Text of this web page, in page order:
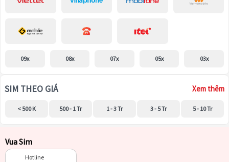
09x 08x 07x 05x 03x
SIM THEO GIÁ Xem thêm
< 500 K 500 - 1 Tr 1 - 3 Tr 3 - 5 Tr 5 - 10 Tr
Vua Sim
Hotline